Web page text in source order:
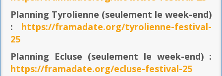
Planning Tyrolienne (seulement le week-end)
: https://framadate.org/tyrolienne-festival-
25
Planning Ecluse (seulement le week-end) :
https://framadate.org/ecluse-festival-25